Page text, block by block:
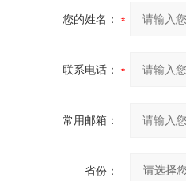
您的姓名：
联系电话：
常用邮箱：
省份：